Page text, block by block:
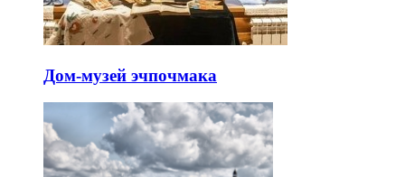
Дом-музей эчпочмака